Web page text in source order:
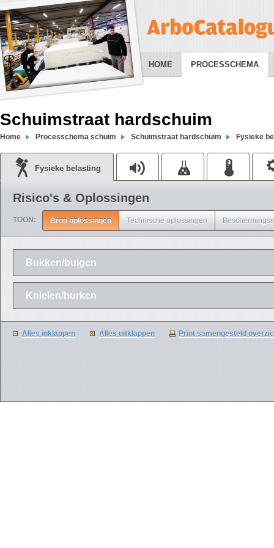
HOME PROCESSCHEMA
Schuimstraat hardschuim
Home Processchema schuim Schuimstraat hardschuim Fysieke
Fysieke belasting
Risico's & Oplossingen
TOON: Bron oplossingen Technische oplossingen
Bukken/buigen
Knielen/hurken
Alles inklappen Alles uitklappen Print samengesteld